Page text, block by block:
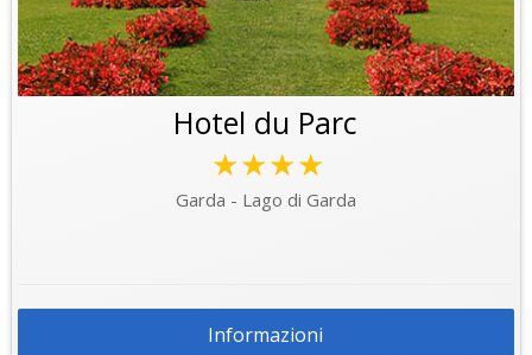
Hotel du Parc
★★★★
Garda - Lago di Garda
Informazioni